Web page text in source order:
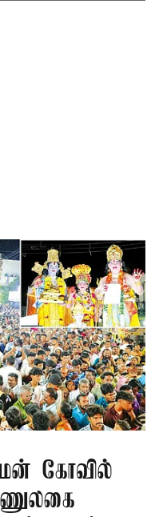
கோவில்